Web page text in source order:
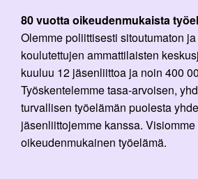
80 vuotta oikeudenmukaista
Olemme poliittisesti sitoutumaton
koulutettujen ammattilaisten
kuuluu 12 jäsenliittoa ja noin 400
Työskentelemme tasa-arvoisen,
turvallisen työelämän puolesta
jäsenliittojemme kanssa. Visiomme
oikeudenmukainen työelämä.